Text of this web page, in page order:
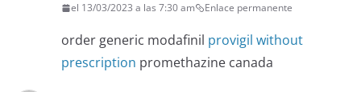
el 13/03/2023 a las 7:30 am Enlace permanente
order generic modafinil provigil without
prescription promethazine canada